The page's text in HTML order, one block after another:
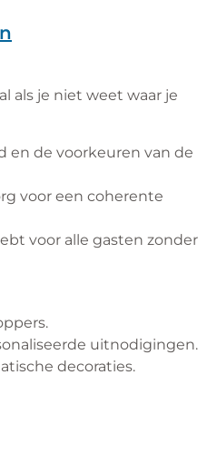
als je niet weet waar je
en de voorkeuren van de
voor een coherente
voor alle gasten zonder
uitnodigingen.
decoraties.